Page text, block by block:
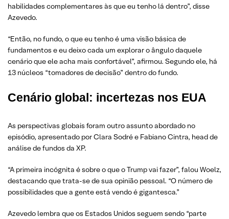
habilidades complementares às que eu tenho lá dentro”, disse
Azevedo.
“Então, no fundo, o que eu tenho é uma visão básica de
fundamentos e eu deixo cada um explorar o ângulo daquele
cenário que ele acha mais confortável”, afirmou. Segundo ele, há
13 núcleos “tomadores de decisão” dentro do fundo.
Cenário global: incertezas nos EUA
As perspectivas globais foram outro assunto abordado no
episódio, apresentado por Clara Sodré e Fabiano Cintra, head de
análise de fundos da XP.
“A primeira incógnita é sobre o que o Trump vai fazer”, falou Woelz,
destacando que trata-se de sua opinião pessoal. “O número de
possibilidades que a gente está vendo é gigantesca.”
Azevedo lembra que os Estados Unidos seguem sendo “parte